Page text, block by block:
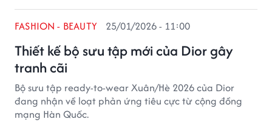
Thiết kế bộ sưu tập mới của Dior gây
tranh cãi
FASHION - BEAUTY 25/01/2026 - 11:00
Bộ sưu tập ready-to-wear Xuân/Hè 2026 của Dior
đang nhận về loạt phản ứng tiêu cực từ cộng đồng
mạng Hàn Quốc.